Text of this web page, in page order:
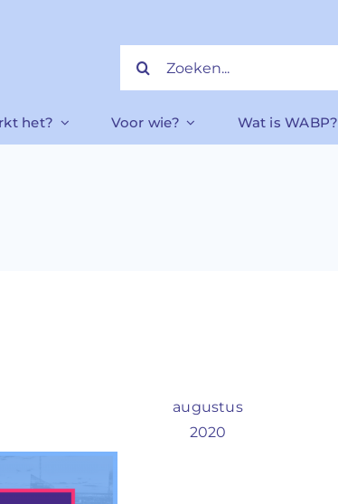
naar:
het? Voor wie? Wat is WABP?
augustus
2020